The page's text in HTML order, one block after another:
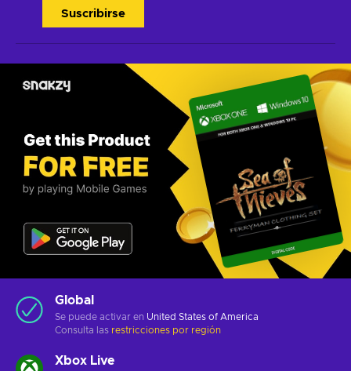
Suscribirse
Global
Se puede activar en United States of America
Consulta las restricciones por región
Xbox Live